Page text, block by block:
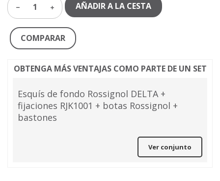
1 AÑADIR A LA CESTA
COMPARAR
OBTENGA MÁS VENTAJAS COMO PARTE DE UN SET
Esquís de fondo Rossignol DELTA +
fijaciones RJK1001 + botas Rossignol +
bastones
Ver conjunto